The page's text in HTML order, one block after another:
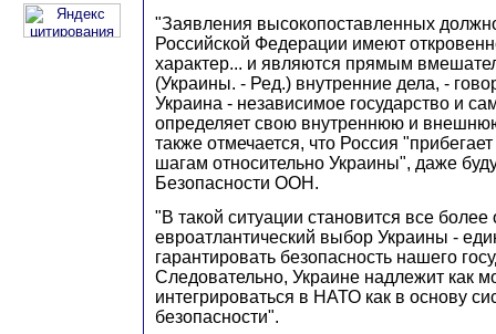
"Заявления высокопоставленных
Российской Федерации имеют
характер... и являются прямым
(Украины. - Ред.) внутренние дела, -
Украина - независимое государство и
определяет свою внутреннюю и
также отмечается, что Россия
шагам относительно Украины", даже
Безопасности ООН.
"В такой ситуации становится все
евроатлантический выбор Украины -
гарантировать безопасность нашего
Следовательно, Украине надлежит как
интегрироваться в НАТО как в основу
безопасности".